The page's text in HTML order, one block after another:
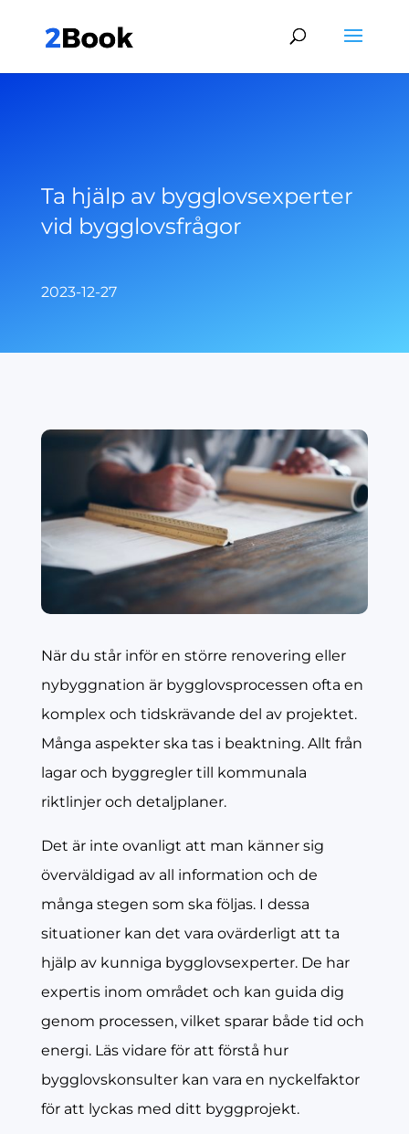
Ta hjälp av bygglovsexperter
vid bygglovsfrågor
2023-12-27
När du står inför en större renovering eller
nybyggnation är bygglovsprocessen ofta en
komplex och tidskrävande del av projektet.
Många aspekter ska tas i beaktning. Allt från
lagar och byggregler till kommunala
riktlinjer och detaljplaner.
Det är inte ovanligt att man känner sig
överväldigad av all information och de
många stegen som ska följas. I dessa
situationer kan det vara ovärderligt att ta
hjälp av kunniga bygglovsexperter. De har
expertis inom området och kan guida dig
genom processen, vilket sparar både tid och
energi. Läs vidare för att förstå hur
bygglovskonsulter kan vara en nyckelfaktor
för att lyckas med ditt byggprojekt.